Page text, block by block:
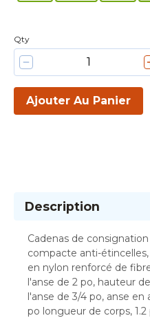
Qty
Ajouter Au Panier
Description
Cadenas de
compacte anti-
en nylon renforcé de
l'anse de 2 po, hauteur
l'anse de 3/4 po, anse
po longueur de corps,